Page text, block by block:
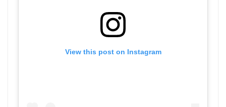
View this post on Instagram